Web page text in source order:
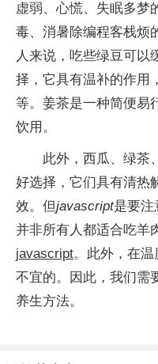
虚弱、心慌、失眠多梦
毒、消暑除编程客栈烦
人来说，吃些绿豆可以
择，它具有温补的作用
等。姜茶是一种简便易
饮用。
此外，西瓜、绿茶
好选择，它们具有清热
效。但javascript是要注
并非所有人都适合吃羊
javascript。此外，在
不宜的。因此，我们需
养生方法。